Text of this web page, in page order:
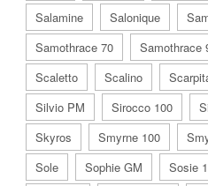
Salamine
Salonique
Samothrace 70
Samothrace
Scaletto
Scalino
Silvio PM
Sirocco 100
Skyros
Smyrne 100
Sole
Sophie GM Sosie